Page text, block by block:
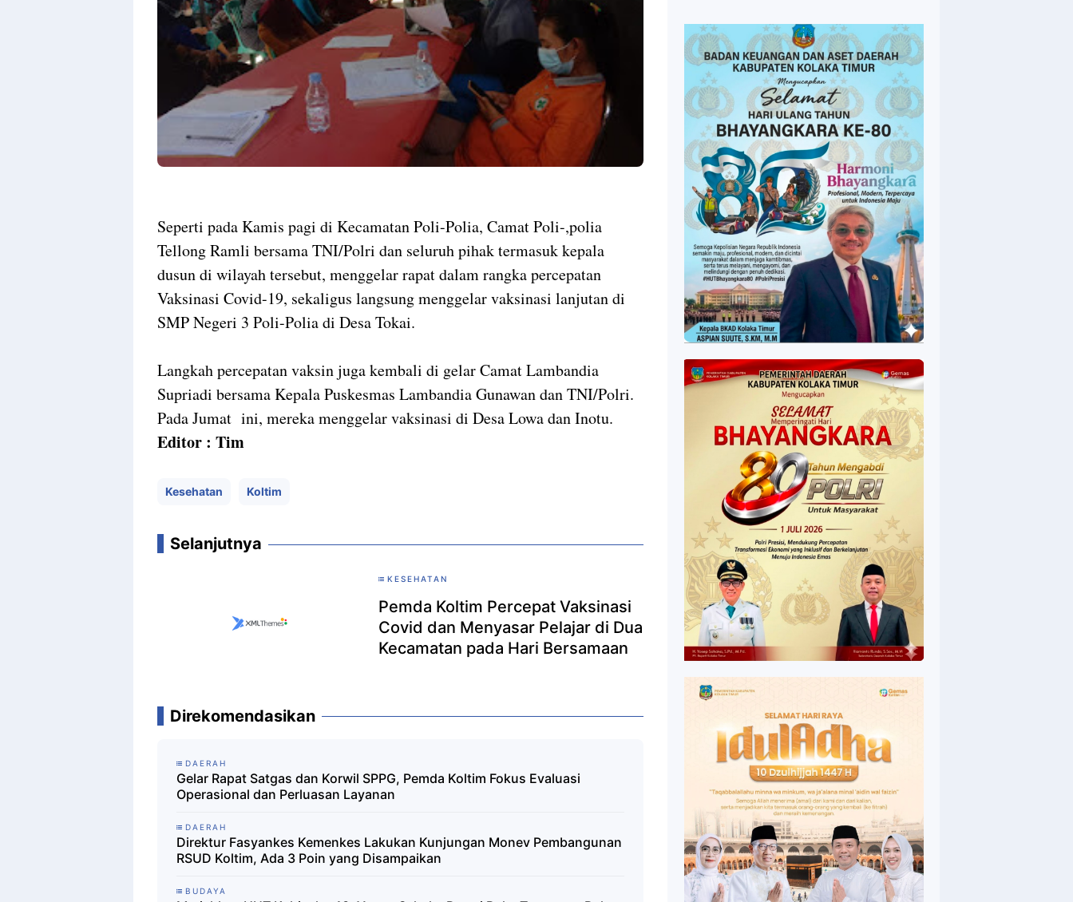
Seperti pada Kamis pagi di Kecamatan Poli-Polia, Camat Poli-,polia
Tellong Ramli bersama TNI/Polri dan seluruh pihak termasuk kepala
dusun di wilayah tersebut, menggelar rapat dalam rangka percepatan
Vaksinasi Covid-19, sekaligus langsung menggelar vaksinasi lanjutan di
SMP Negeri 3 Poli-Polia di Desa Tokai.
Langkah percepatan vaksin juga kembali di gelar Camat Lambandia
Supriadi bersama Kepala Puskesmas Lambandia Gunawan dan TNI/Polri.
Pada Jumat ini, mereka menggelar vaksinasi di Desa Lowa dan Inotu.
Editor : Tim
Kesehatan Koltim
Selanjutnya
KESEHATAN
Pemda Koltim Percepat Vaksinasi
Covid dan Menyasar Pelajar di Dua
Kecamatan pada Hari Bersamaan
Direkomendasikan
DAERAH
Gelar Rapat Satgas dan Korwil SPPG, Pemda Koltim Fokus Evaluasi
Operasional dan Perluasan Layanan
DAERAH
Direktur Fasyankes Kemenkes Lakukan Kunjungan Monev Pembangunan
RSUD Koltim, Ada 3 Poin yang Disampaikan
BUDAYA